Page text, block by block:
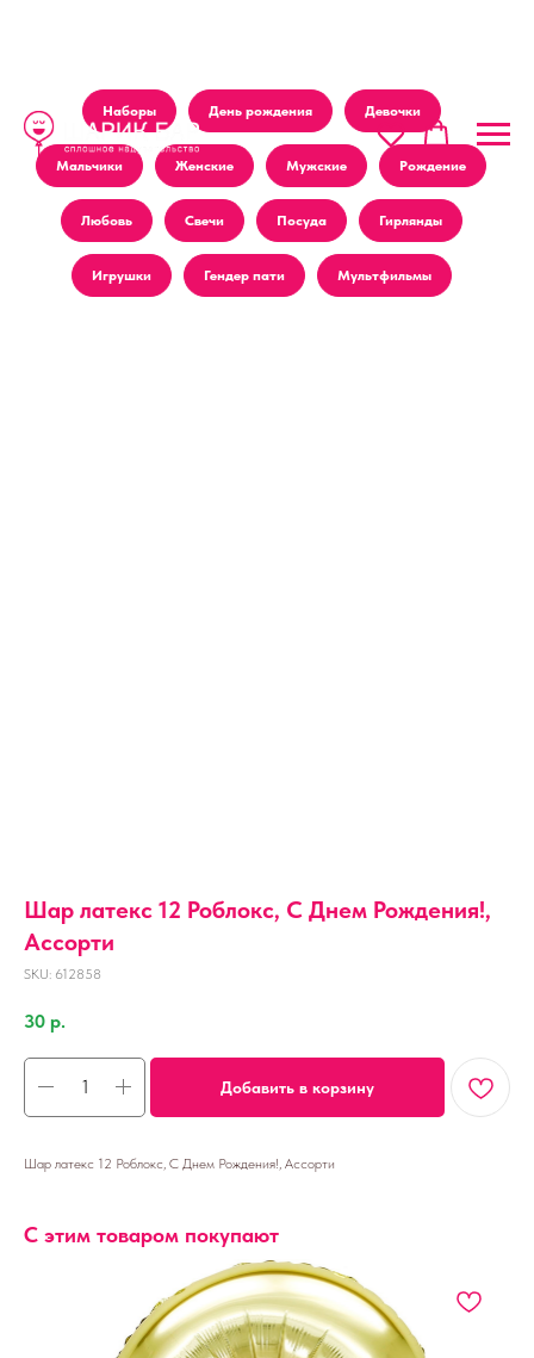
Наборы День рождения Девочки
Мальчики Женские Мужские Рождение
Любовь Свечи Посуда Гирлянды
Игрушки Гендер пати Мультфильмы
Шар латекс 12 Роблокс, С Днем Рождения!,
Ассорти
SKU: 612858
30 р.
Добавить в корзину
Шар латекс 12 Роблокс, С Днем Рождения!, Ассорти
С этим товаром покупают